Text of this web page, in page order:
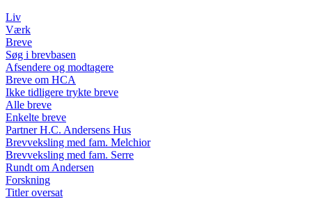
Liv
Værk
Breve
Søg i brevbasen
Afsendere og modtagere
Breve om HCA
Ikke tidligere trykte breve
Alle breve
Enkelte breve
Partner H.C. Andersens Hus
Brevveksling med fam. Melchior
Brevveksling med fam. Serre
Rundt om Andersen
Forskning
Titler oversat